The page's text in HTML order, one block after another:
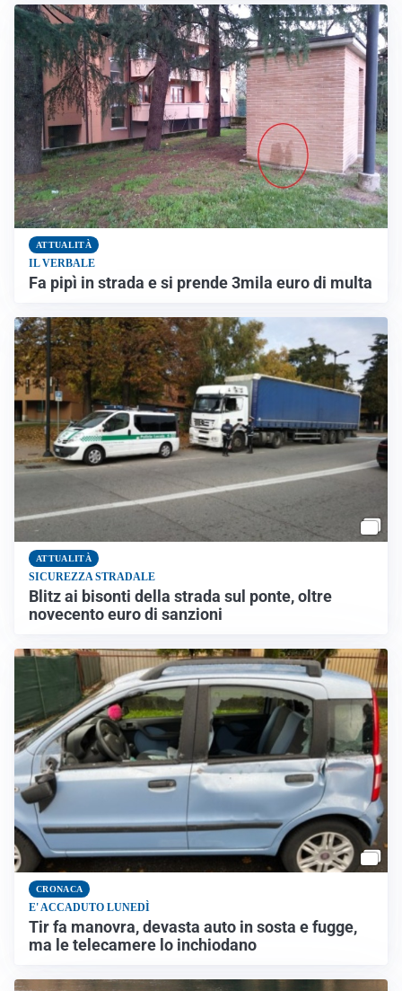
ATTUALITÀ
IL VERBALE
Fa pipì in strada e si prende 3mila euro di multa
ATTUALITÀ
SICUREZZA STRADALE
Blitz ai bisonti della strada sul ponte, oltre
novecento euro di sanzioni
CRONACA
E' ACCADUTO LUNEDÌ
Tir fa manovra, devasta auto in sosta e fugge,
ma le telecamere lo inchiodano